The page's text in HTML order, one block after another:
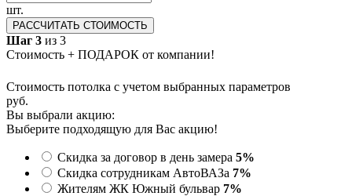
шт.
РАССЧИТАТЬ СТОИМОСТЬ
Шаг 3 из 3
Стоимость + ПОДАРОК от компании!
Стоимость потолка с учетом выбранных параметров
руб.
Вы выбрали акцию:
Выберите подходящую для Вас акцию!
Скидка за договор в день замера 5%
Скидка сотрудникам АвтоВАЗа 7%
Жителям ЖК Южный бульвар 7%